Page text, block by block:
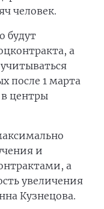
человек.
будут
а
после 1 марта
в центры
и
а
увеличения
Кузнецова.